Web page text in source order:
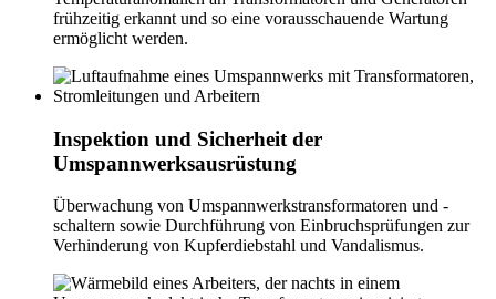
frühzeitig erkannt und so eine vorausschauende Wartung
ermöglicht werden.
Inspektion und Sicherheit der
Umspannwerksausrüstung
Überwachung von Umspannwerkstransformatoren und -
schaltern sowie Durchführung von Einbruchsprüfungen zur
Verhinderung von Kupferdiebstahl und Vandalismus.